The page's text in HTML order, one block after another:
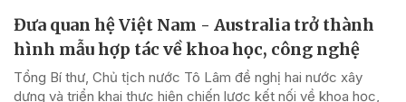
Đưa quan hệ Việt Nam - Australia trở thành
hình mẫu hợp tác về khoa học, công nghệ
Tổng Bí thư, Chủ tịch nước Tô Lâm đề nghị hai nước xây
dựng và triển khai thực hiện chiến lược kết nối về khoa học,